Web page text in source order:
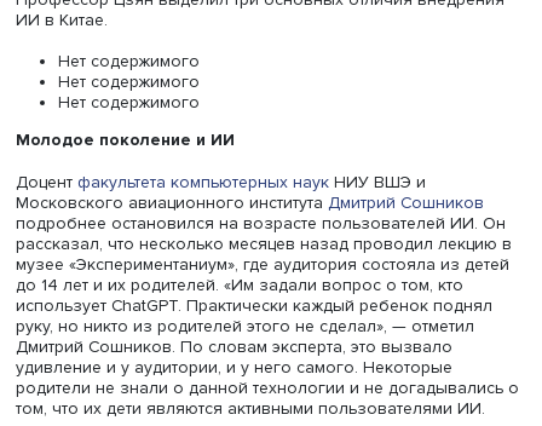
Профессор Цзян выделил три основных отличия
ИИ в Китае.
Нет содержимого
Нет содержимого
Нет содержимого
Молодое поколение и ИИ